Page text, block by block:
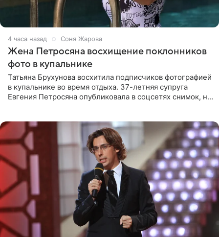
4 часа назад Соня Жарова
Жена Петросяна восхищение поклонников
фото в купальнике
Татьяна Брухунова восхитила подписчиков фотографией
в купальнике во время отдыха. 37-летняя супруга
Евгения Петросяна опубликовала в соцсетях снимок, на